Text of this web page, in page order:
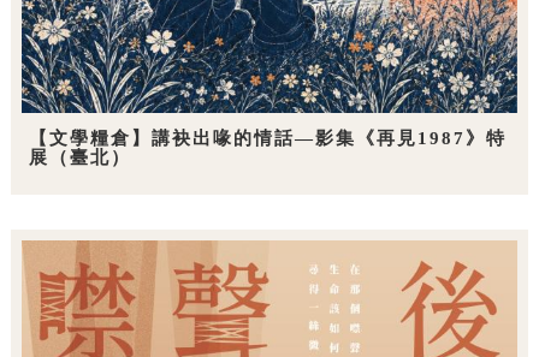
【文學糧倉】講袂出喙的情話—影集《再見1987》特
展（臺北）